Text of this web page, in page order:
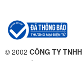
© 2002 CÔNG TY